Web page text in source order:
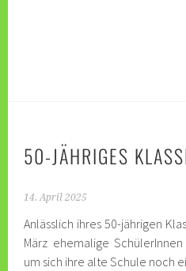
50-JÄHRIGES
14. April 2025
Anlässlich ihres 50-jährigen
März ehemalige
um sich ihre alte Schule noch